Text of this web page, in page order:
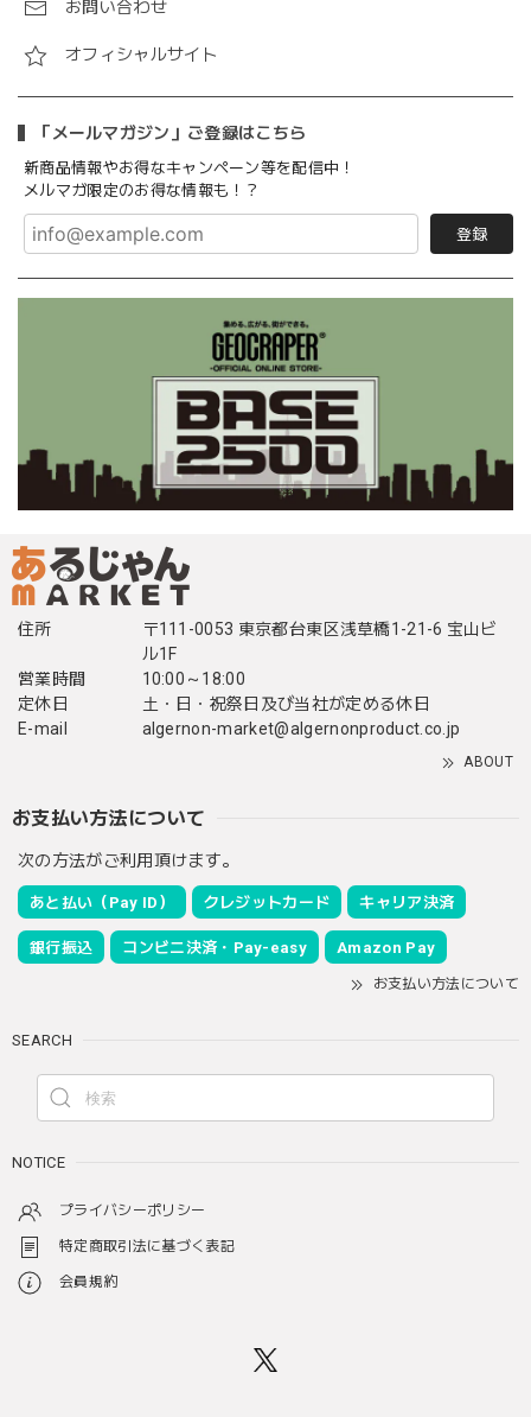
お問い合わせ
オフィシャルサイト
「メールマガジン」ご登録はこちら
新商品情報やお得なキャンペーン等を配信中！
メルマガ限定のお得な情報も！？
登録
住所
〒111-0053 東京都台東区浅草橋1-21-6 宝山ビ
ル1F
営業時間
10:00～18:00
定休日
土・日・祝祭日及び当社が定める休日
E-mail
algernon-market@algernonproduct.co.jp
ABOUT
お支払い方法について
次の方法がご利用頂けます。
あと払い（Pay ID） クレジットカード キャリア決済
銀行振込 コンビニ決済・Pay-easy Amazon Pay
お支払い方法について
SEARCH
NOTICE
プライバシーポリシー
特定商取引法に基づく表記
会員規約